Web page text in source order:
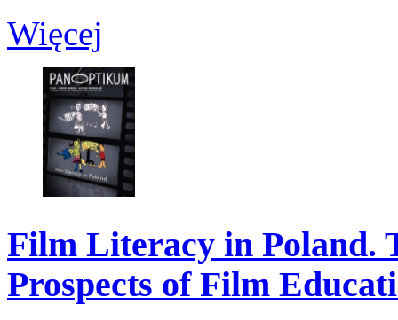
Więcej
Film Literacy in Poland.
Prospects of Film